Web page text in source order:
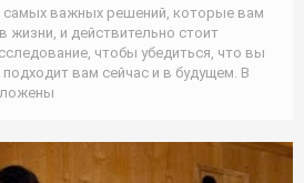
самых важных решений, которые вам
жизни, и действительно стоит
чтобы убедиться, что вы
вам сейчас и в будущем. В